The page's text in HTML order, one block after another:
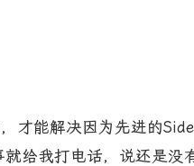
能解决因为先进的
给我打电话，说还是没